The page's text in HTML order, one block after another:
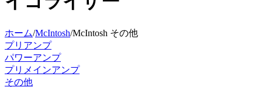
ホーム/McIntosh/McIntosh その他
プリアンプ
パワーアンプ
プリメインアンプ
その他